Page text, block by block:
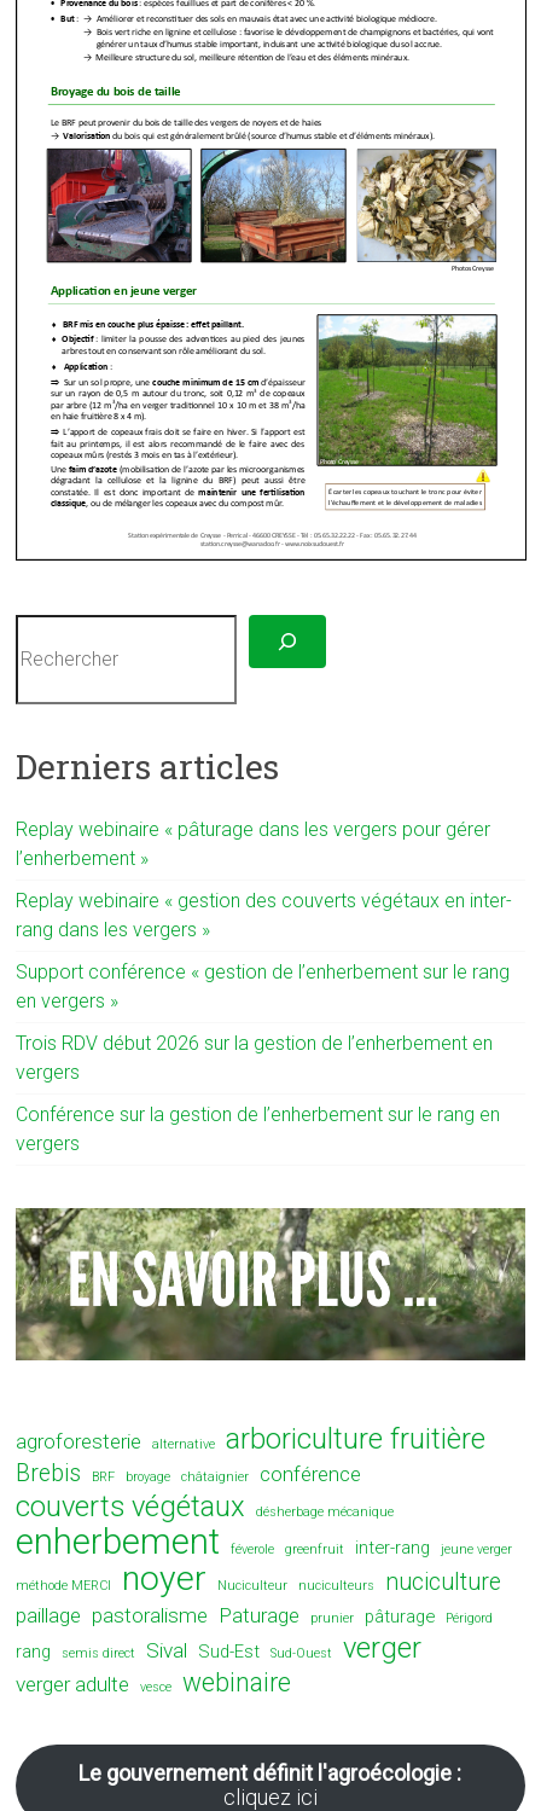
Rechercher
Derniers articles
Replay webinaire « pâturage dans les vergers pour gérer
l’enherbement »
Replay webinaire « gestion des couverts végétaux en inter-
rang dans les vergers »
Support conférence « gestion de l’enherbement sur le rang
en vergers »
Trois RDV début 2026 sur la gestion de l’enherbement en
vergers
Conférence sur la gestion de l’enherbement sur le rang en
vergers
agroforesterie alternative arboriculture fruitière
Brebis BRF broyage châtaignier conférence
couverts végétaux désherbage mécanique
enherbement féverole greenfruit inter-rang jeune verger
méthode MERCI noyer Nuciculteur nuciculteurs nuciculture
paillage pastoralisme Paturage prunier pâturage Périgord
rang semis direct Sival Sud-Est Sud-Ouest verger
verger adulte vesce webinaire
Le gouvernement définit l'agroécologie :
cliquez ici